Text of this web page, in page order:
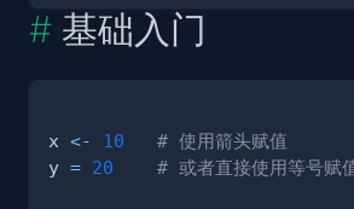
基础入门
x <- 10
# 使用箭头赋值
y = 20 # 或者直接使用等号赋